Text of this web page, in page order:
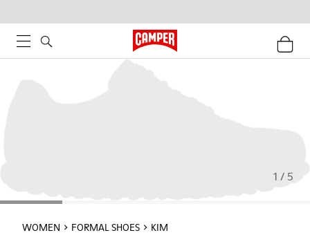
1 / 5
WOMEN FORMAL SHOES KIM